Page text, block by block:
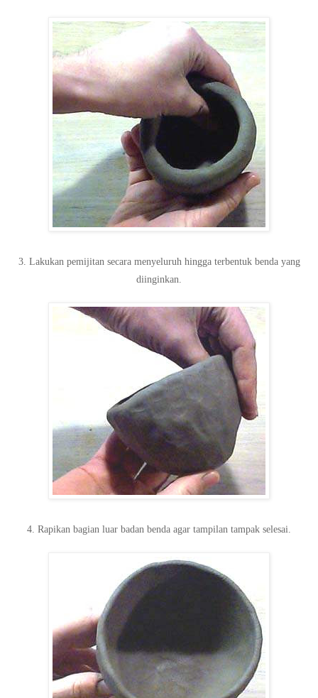
3. Lakukan pemijitan secara menyeluruh hingga terbentuk benda yang
diinginkan.
4. Rapikan bagian luar badan benda agar tampilan tampak selesai.